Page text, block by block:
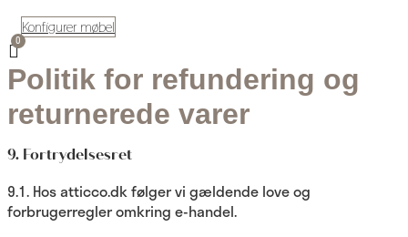
Konfigurer møbel
Politik for refundering og
returnerede varer
9. Fortrydelsesret
9.1. Hos atticco.dk følger vi gældende love og
forbrugerregler omkring e-handel.